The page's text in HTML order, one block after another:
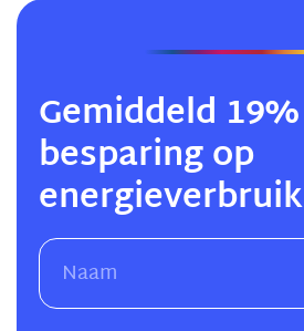
Gemiddeld 19%
besparing op
energieverbruik